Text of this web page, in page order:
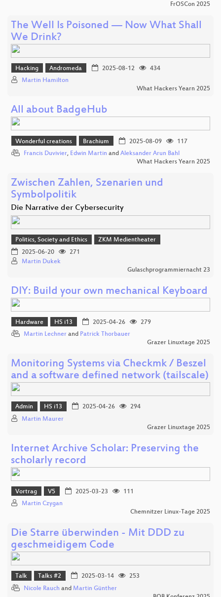
FrOSCon 2025
The Well Is Poisoned — Now What Shall
We Drink?
Hacking Andromeda 2025-08-12
434
Martin Hamilton
What Hackers Yearn 2025
All about BadgeHub
Wonderful creations Brachium 2025-08-09
117
Francis Duvivier, Edwin Martin and Aleksander Arun Bahl
What Hackers Yearn 2025
Zwischen Zahlen, Szenarien und
Symbolpolitik
Die Narrative der Cybersecurity
Politics, Society and Ethics
ZKM Medientheater
2025-06-20
271
Martin Dukek
Gulaschprogrammiernacht 23
DIY: Build your own mechanical Keyboard
Hardware HS i13 2025-04-26
279
Martin Lechner and Patrick Thorbauer
Grazer Linuxtage 2025
Monitoring Systems via Checkmk / Beszel
and a software defined network (tailscale)
Admin HS i13 2025-04-26
294
Martin Maurer
Grazer Linuxtage 2025
Internet Archive Scholar: Preserving the
scholarly record
Vortrag V5 2025-03-23
111
Martin Czygan
Chemnitzer Linux-Tage 2025
Die Starre überwinden - Mit DDD zu
geschmeidigem Code
Talk Talks #2 2025-03-14
253
Nicole Rauch and Martin Günther